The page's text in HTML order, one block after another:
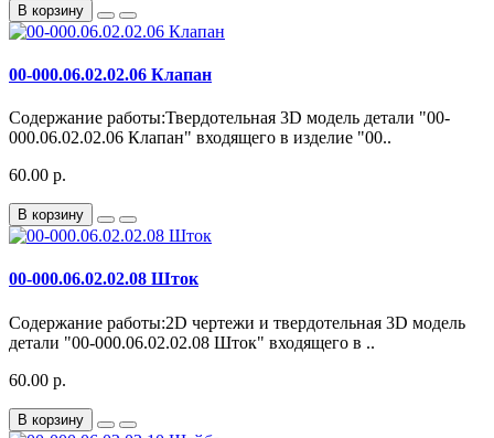
В корзину
00-000.06.02.02.06 Клапан
Содержание работы:Твердотельная 3D модель детали "00-
000.06.02.02.06 Клапан" входящего в изделие "00..
60.00 р.
В корзину
00-000.06.02.02.08 Шток
Содержание работы:2D чертежи и твердотельная 3D модель
детали "00-000.06.02.02.08 Шток" входящего в ..
60.00 р.
В корзину